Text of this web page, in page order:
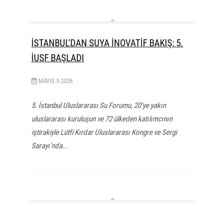
İSTANBUL’DAN SUYA İNOVATİF BAKIŞ: 5.
İUSF BAŞLADI
MAYIS 5 2026
5. İstanbul Uluslararası Su Forumu, 20’ye yakın
uluslararası kuruluşun ve 72 ülkeden katılımcının
iştirakiyle Lütfi Kırdar Uluslararası Kongre ve Sergi
Sarayı’nda...